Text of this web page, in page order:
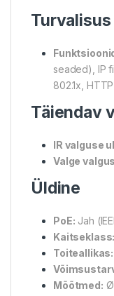
Turvalisus
seaded), IP
802.1x,
Täiendav
IR valguse
Valge
Üldine
PoE: Jah
Kaitseklass:
Toiteallikas:
Mõõtmed: